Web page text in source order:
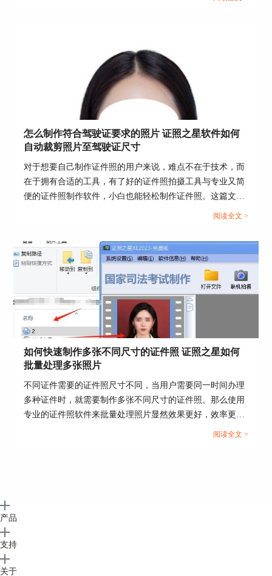
点击“证照服装替换”，弹出“衣服替换”对话框。证
照之星为用户提供了男士和女士的服装，可以通过
选定该服装，在任务脖子处画一条横线，然后根据
对话框下面按钮进行微调，即完成了服装替换。
点击“精细橡皮擦”，弹出“精细橡皮擦”对话框。拖
动红色框，框中的局部区域将会放大显示在右边的
窗口中，然后用橡皮擦工具对选定部分进行细化处
理。
怎么制作符合驾驶证要求的照片 证照之星软件如何
自动裁剪照片至驾驶证尺寸
对于想要自己制作证件照的用户来说，难点不在于技术，而
在于拥有合适的工具，有了好的证件照拍摄工具与专业又简
便的证件照制作软件，小白也能轻松制作证件照。这篇文章
就告诉大家怎么制作符合驾驶证要求的照片，证照之星软件
阅读全文 >
如何快速制作多张不同尺寸的证件照 证照之星如何
批量处理多张照片
不同证件需要的证件照尺寸不同，当用户需要同一时间办理
多种证件时，就需要制作多张不同尺寸的证件照。那么使用
专业的证件照软件来批量处理照片显然效果更好，效率更
高，这篇文章就告诉大家如何快速制作多张不同尺寸的证件
阅读全文 >
产品
支持
关于